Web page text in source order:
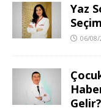
Yaz
06/08/
Gelir?